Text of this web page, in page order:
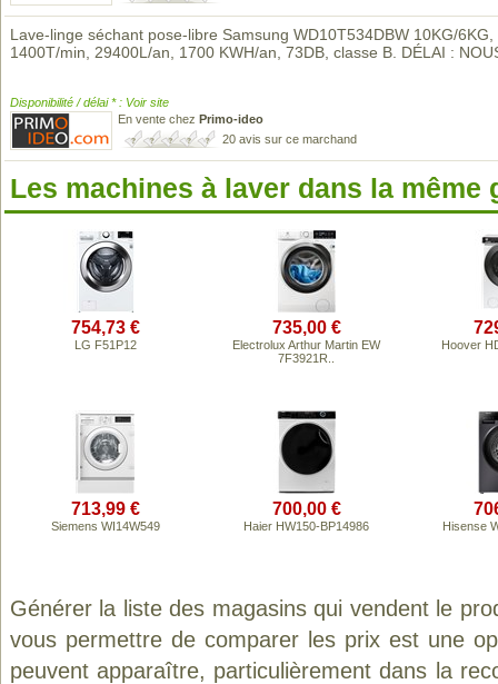
Lave-linge séchant pose-libre Samsung WD10T534DBW 10KG/6KG,
1400T/min, 29400L/an, 1700 KWH/an, 73DB, classe B. DÉLAI :
Disponibilité / délai * : Voir site
En vente chez Primo-ideo
20 avis sur ce marchand
Les machines à laver dans la même
754,73 €
LG F51P12
735,00 €
Electrolux Arthur Martin EW
7F3921R..
Hoover
713,99 €
Siemens WI14W549
700,00 €
Haier HW150-BP14986 Hisense
Générer la liste des magasins qui vendent le
vous permettre de comparer les prix est une
peuvent apparaître, particulièrement dans la